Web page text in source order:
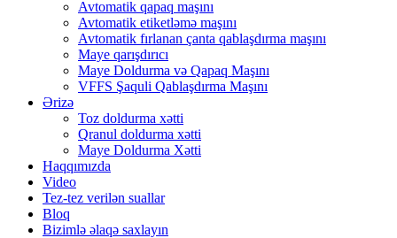
Avtomatik qapaq maşını
Avtomatik etiketləmə maşını
Avtomatik fırlanan çanta qablaşdırma maşını
Maye qarışdırıcı
Maye Doldurma və Qapaq Maşını
VFFS Şaquli Qablaşdırma Maşını
Ərizə
Toz doldurma xətti
Qranul doldurma xətti
Maye Doldurma Xətti
Haqqımızda
Video
Tez-tez verilən suallar
Bloq
Bizimlə əlaqə saxlayın